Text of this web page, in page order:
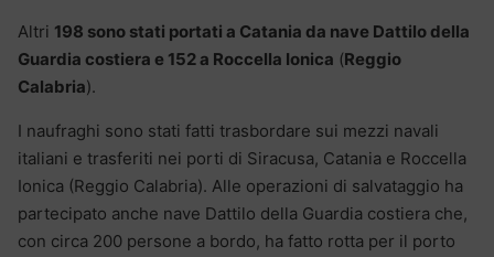
Altri 198 sono stati portati a Catania da nave Dattilo della
Guardia costiera e 152 a Roccella Ionica (Reggio
Calabria).
I naufraghi sono stati fatti trasbordare sui mezzi navali
italiani e trasferiti nei porti di Siracusa, Catania e Roccella
Ionica (Reggio Calabria). Alle operazioni di salvataggio ha
partecipato anche nave Dattilo della Guardia costiera che,
con circa 200 persone a bordo, ha fatto rotta per il porto